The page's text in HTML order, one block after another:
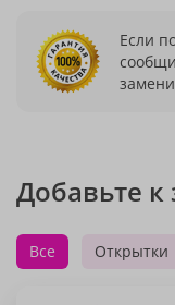
Если
Добавьте к
Все Открытки